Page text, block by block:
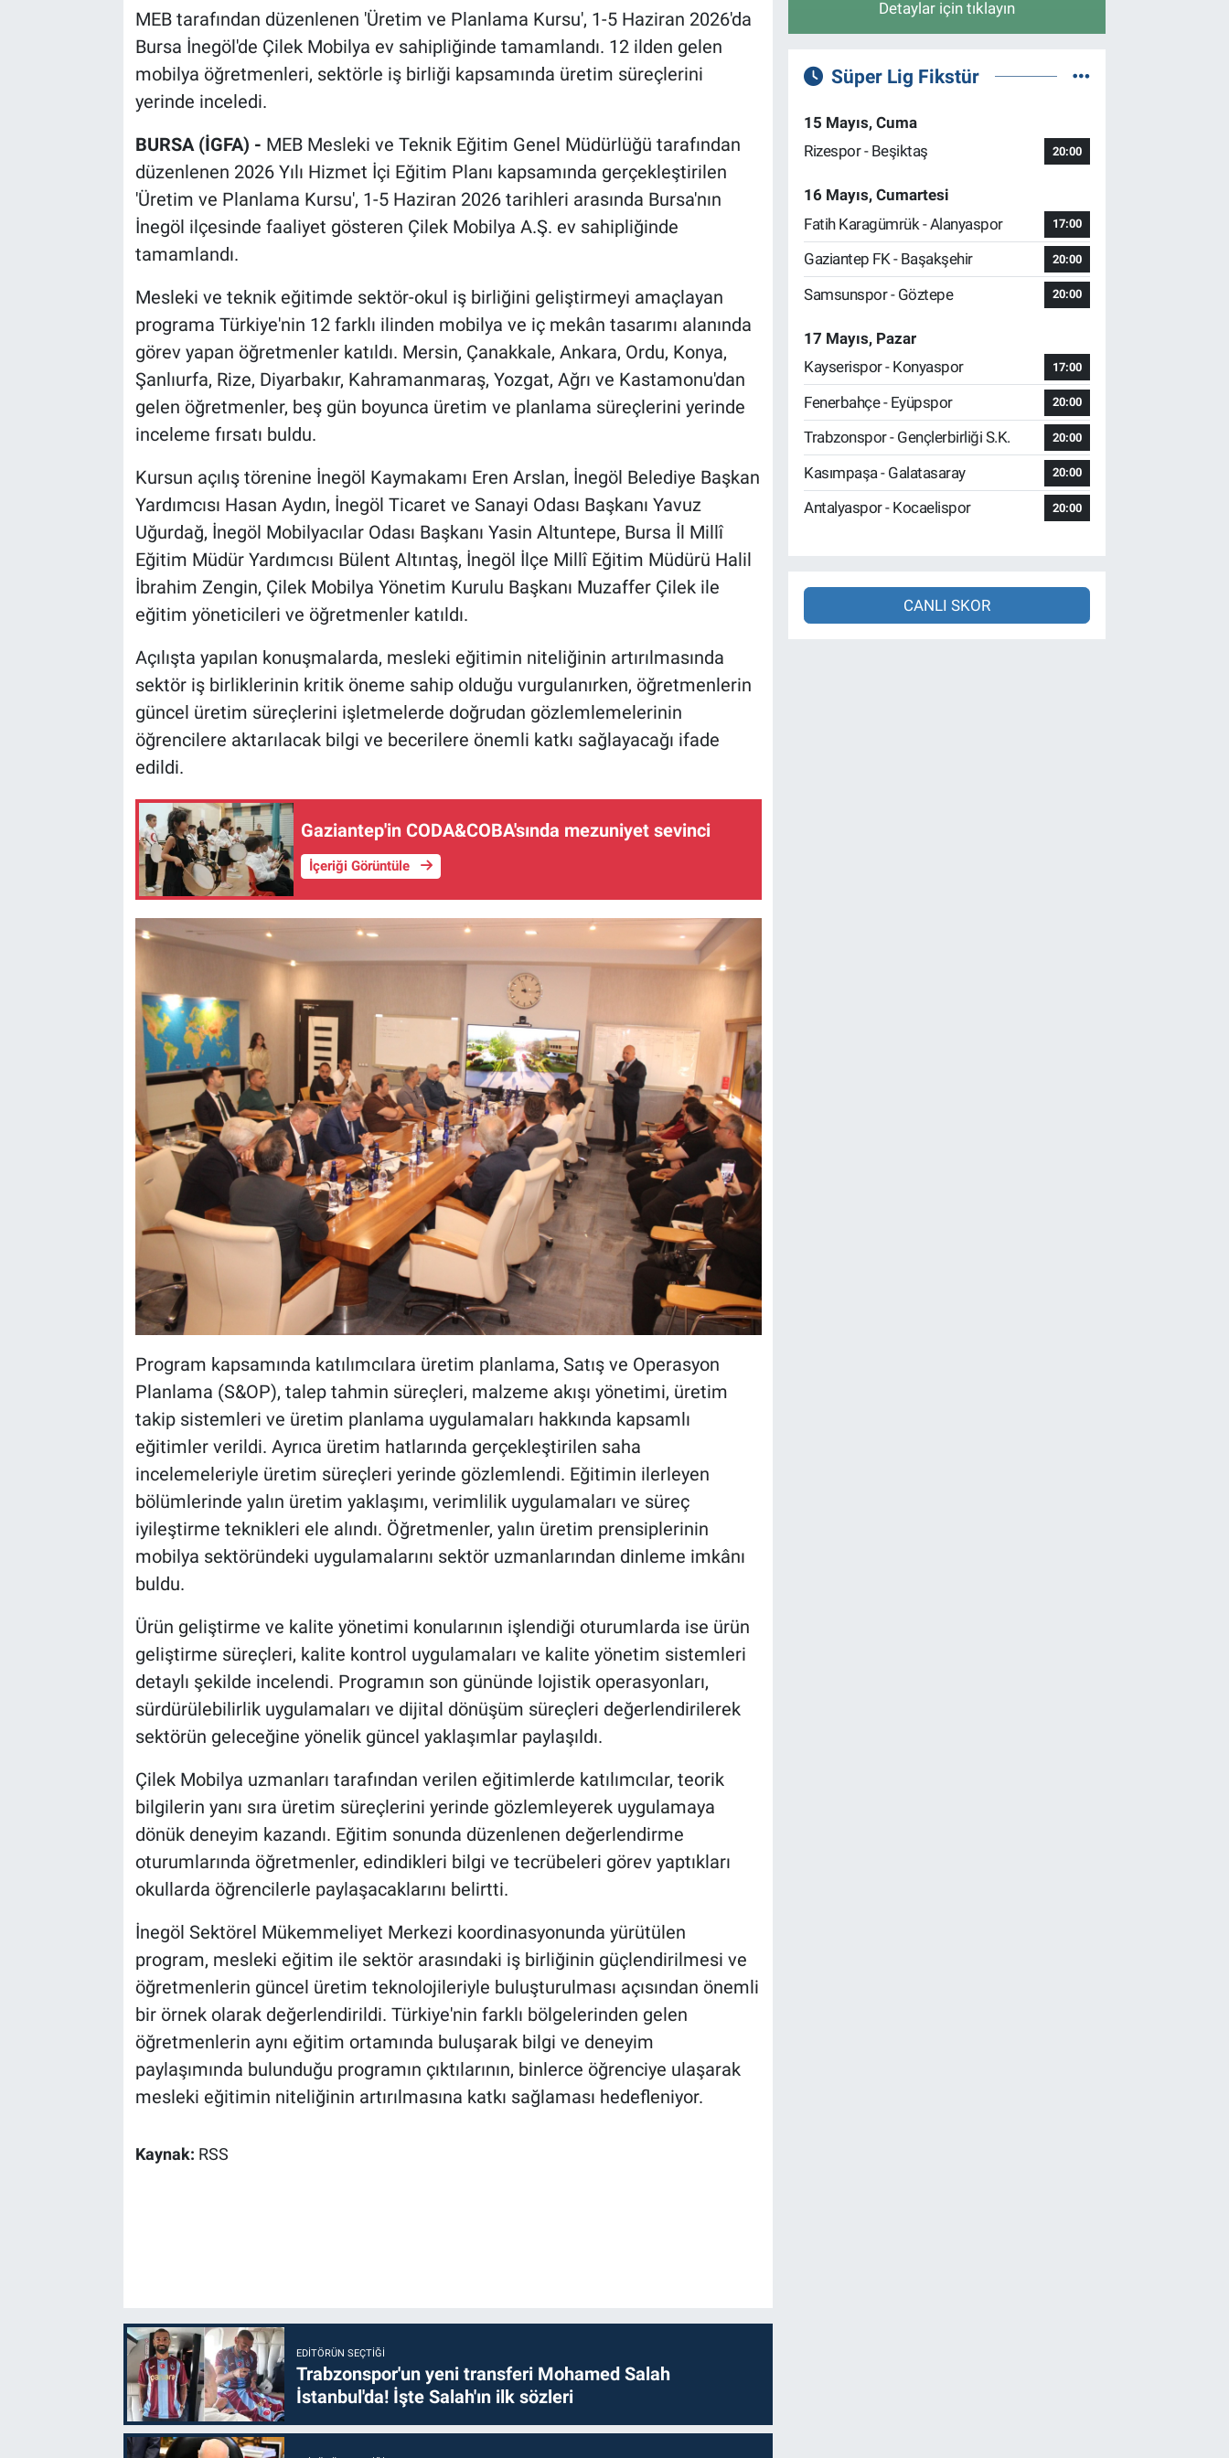
MEB tarafından düzenlenen 'Üretim ve Planlama Kursu', 1-5 Haziran 2026'da
Bursa İnegöl'de Çilek Mobilya ev sahipliğinde tamamlandı. 12 ilden gelen
mobilya öğretmenleri, sektörle iş birliği kapsamında üretim süreçlerini
yerinde inceledi.
BURSA (İGFA) - MEB Mesleki ve Teknik Eğitim Genel Müdürlüğü tarafından
düzenlenen 2026 Yılı Hizmet İçi Eğitim Planı kapsamında gerçekleştirilen
'Üretim ve Planlama Kursu', 1-5 Haziran 2026 tarihleri arasında Bursa'nın
İnegöl ilçesinde faaliyet gösteren Çilek Mobilya A.Ş. ev sahipliğinde
tamamlandı.
Mesleki ve teknik eğitimde sektör-okul iş birliğini geliştirmeyi amaçlayan
programa Türkiye'nin 12 farklı ilinden mobilya ve iç mekân tasarımı alanında
görev yapan öğretmenler katıldı. Mersin, Çanakkale, Ankara, Ordu, Konya,
Şanlıurfa, Rize, Diyarbakır, Kahramanmaraş, Yozgat, Ağrı ve Kastamonu'dan
gelen öğretmenler, beş gün boyunca üretim ve planlama süreçlerini yerinde
inceleme fırsatı buldu.
Kursun açılış törenine İnegöl Kaymakamı Eren Arslan, İnegöl Belediye Başkan
Yardımcısı Hasan Aydın, İnegöl Ticaret ve Sanayi Odası Başkanı Yavuz
Uğurdağ, İnegöl Mobilyacılar Odası Başkanı Yasin Altuntepe, Bursa İl Millî
Eğitim Müdür Yardımcısı Bülent Altıntaş, İnegöl İlçe Millî Eğitim Müdürü Halil
İbrahim Zengin, Çilek Mobilya Yönetim Kurulu Başkanı Muzaffer Çilek ile
eğitim yöneticileri ve öğretmenler katıldı.
Açılışta yapılan konuşmalarda, mesleki eğitimin niteliğinin artırılmasında
sektör iş birliklerinin kritik öneme sahip olduğu vurgulanırken, öğretmenlerin
güncel üretim süreçlerini işletmelerde doğrudan gözlemlemelerinin
öğrencilere aktarılacak bilgi ve becerilere önemli katkı sağlayacağı ifade
edildi.
Gaziantep'in CODA&COBA'sında mezuniyet sevinci
İçeriği Görüntüle
Program kapsamında katılımcılara üretim planlama, Satış ve Operasyon
Planlama (S&OP), talep tahmin süreçleri, malzeme akışı yönetimi, üretim
takip sistemleri ve üretim planlama uygulamaları hakkında kapsamlı
eğitimler verildi. Ayrıca üretim hatlarında gerçekleştirilen saha
incelemeleriyle üretim süreçleri yerinde gözlemlendi. Eğitimin ilerleyen
bölümlerinde yalın üretim yaklaşımı, verimlilik uygulamaları ve süreç
iyileştirme teknikleri ele alındı. Öğretmenler, yalın üretim prensiplerinin
mobilya sektöründeki uygulamalarını sektör uzmanlarından dinleme imkânı
buldu.
Ürün geliştirme ve kalite yönetimi konularının işlendiği oturumlarda ise ürün
geliştirme süreçleri, kalite kontrol uygulamaları ve kalite yönetim sistemleri
detaylı şekilde incelendi. Programın son gününde lojistik operasyonları,
sürdürülebilirlik uygulamaları ve dijital dönüşüm süreçleri değerlendirilerek
sektörün geleceğine yönelik güncel yaklaşımlar paylaşıldı.
Çilek Mobilya uzmanları tarafından verilen eğitimlerde katılımcılar, teorik
bilgilerin yanı sıra üretim süreçlerini yerinde gözlemleyerek uygulamaya
dönük deneyim kazandı. Eğitim sonunda düzenlenen değerlendirme
oturumlarında öğretmenler, edindikleri bilgi ve tecrübeleri görev yaptıkları
okullarda öğrencilerle paylaşacaklarını belirtti.
İnegöl Sektörel Mükemmeliyet Merkezi koordinasyonunda yürütülen
program, mesleki eğitim ile sektör arasındaki iş birliğinin güçlendirilmesi ve
öğretmenlerin güncel üretim teknolojileriyle buluşturulması açısından önemli
bir örnek olarak değerlendirildi. Türkiye'nin farklı bölgelerinden gelen
öğretmenlerin aynı eğitim ortamında buluşarak bilgi ve deneyim
paylaşımında bulunduğu programın çıktılarının, binlerce öğrenciye ulaşarak
mesleki eğitimin niteliğinin artırılmasına katkı sağlaması hedefleniyor.
Kaynak: RSS
EDITÖRÜN SEÇTIĞI
Trabzonspor'un yeni transferi Mohamed Salah
İstanbul'da! İşte Salah'ın ilk sözleri
Detaylar için tıklayın
Süper Lig Fikstür
15 Mayıs, Cuma
Rizespor - Beşiktaş
20:00
16 Mayıs, Cumartesi
Fatih Karagümrük - Alanyaspor
17:00
Gaziantep FK - Başakşehir 20:00
Samsunspor - Göztepe 20:00
17 Mayıs, Pazar
Kayserispor - Konyaspor
17:00
Fenerbahçe - Eyüpspor 20:00
Trabzonspor - Gençlerbirliği S.K. 20:00
Kasımpaşa - Galatasaray 20:00
Antalyaspor - Kocaelispor 20:00
CANLI SKOR